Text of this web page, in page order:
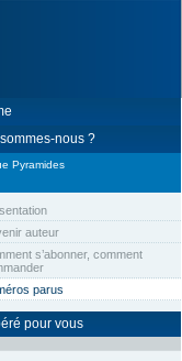
nous ?
Pyramides
auteur
s’abonner, comment
parus
pour vous